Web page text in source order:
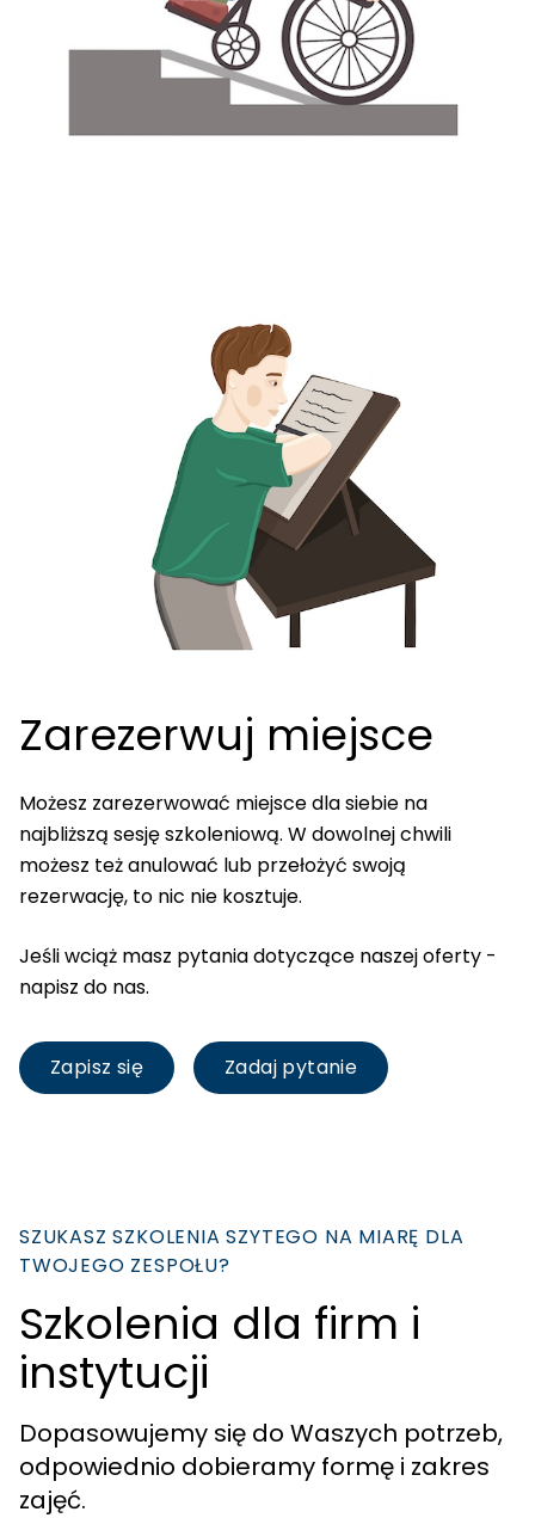
Zarezerwuj miejsce
Możesz zarezerwować miejsce dla siebie na
najbliższą sesję szkoleniową. W dowolnej chwili
możesz też anulować lub przełożyć swoją
rezerwację, to nic nie kosztuje.
Jeśli wciąż masz pytania dotyczące naszej oferty -
napisz do nas.
Zapisz się Zadaj pytanie
SZUKASZ SZKOLENIA SZYTEGO NA MIARĘ DLA
TWOJEGO ZESPOŁU?
Szkolenia dla firm i
instytucji
Dopasowujemy się do Waszych potrzeb,
odpowiednio dobieramy formę i zakres
zajęć.